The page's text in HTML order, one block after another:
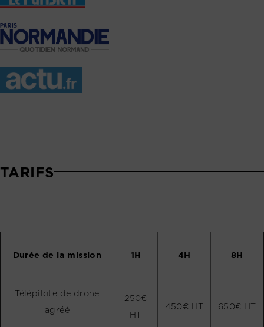
TARIFS
Durée de la mission 1H 4H 8H
Télépilote de drone
agréé
250€
HT
450€ HT 650€ HT